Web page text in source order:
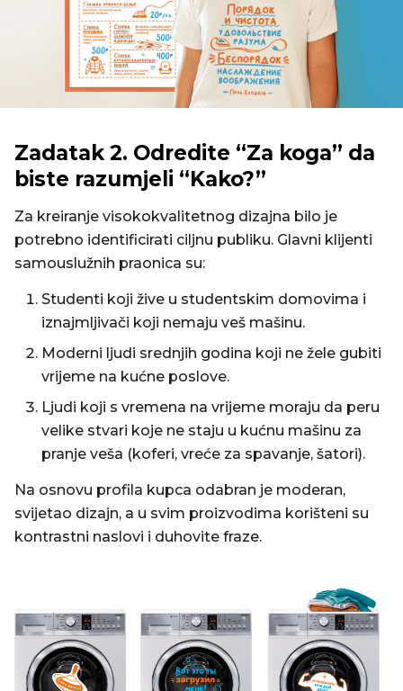
Zadatak 2. Odredite “Za koga” da
biste razumjeli “Kako?”
Za kreiranje visokokvalitetnog dizajna bilo je
potrebno identificirati ciljnu publiku. Glavni klijenti
samouslužnih praonica su:
Studenti koji žive u studentskim domovima i
iznajmljivači koji nemaju veš mašinu.
Moderni ljudi srednjih godina koji ne žele gubiti
vrijeme na kućne poslove.
Ljudi koji s vremena na vrijeme moraju da peru
velike stvari koje ne staju u kućnu mašinu za
pranje veša (koferi, vreće za spavanje, šatori).
Na osnovu profila kupca odabran je moderan,
svijetao dizajn, a u svim proizvodima korišteni su
kontrastni naslovi i duhovite fraze.